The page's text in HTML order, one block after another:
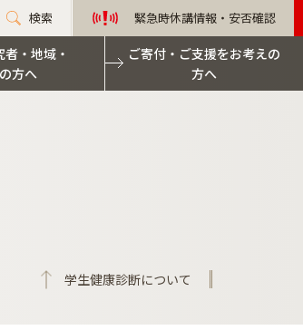
検索 緊急時休講情報・安否確認
・地域・
方へ
ご寄付・ご支援をお考えの
方へ
学生健康診断について